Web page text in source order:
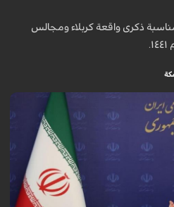
ذكرى واقعة كربلاء ومجالس